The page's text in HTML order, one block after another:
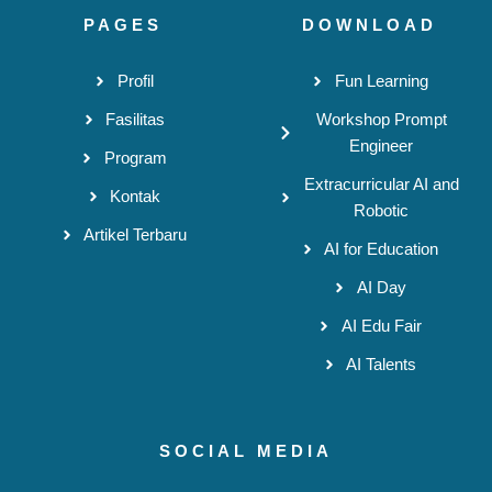
PAGES
Profil
Fasilitas
Program
Kontak
Artikel Terbaru
DOWNLOAD
Fun Learning
Workshop Prompt
Engineer
Extracurricular AI and
Robotic
AI for Education
AI Day
AI Edu Fair
AI Talents
SOCIAL MEDIA